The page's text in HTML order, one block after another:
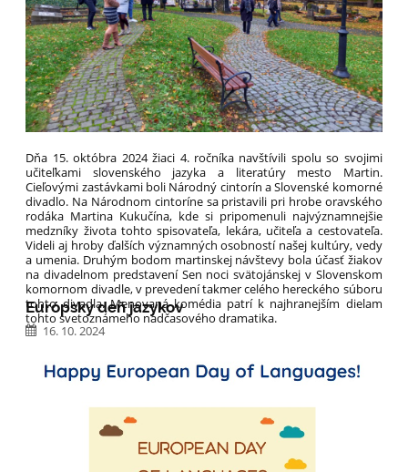
Dňa 15. októbra 2024 žiaci 4. ročníka navštívili spolu so svojimi
učiteľkami slovenského jazyka a literatúry mesto Martin.
Cieľovými zastávkami boli Národný cintorín a Slovenské komorné
divadlo. Na Národnom cintoríne sa pristavili pri hrobe oravského
rodáka Martina Kukučína, kde si pripomenuli najvýznamnejšie
medzníky života tohto spisovateľa, lekára, učiteľa a cestovateľa.
Videli aj hroby ďalších významných osobností našej kultúry, vedy
a umenia. Druhým bodom martinskej návštevy bola účasť žiakov
na divadelnom predstavení Sen noci svätojánskej v Slovenskom
komornom divadle, v prevedení takmer celého hereckého súboru
tohto divadla. Menovaná komédia patrí k najhranejším dielam
tohto svetoznámeho nadčasového dramatika.
EXKURZIA
Európsky deň jazykov
16. 10. 2024